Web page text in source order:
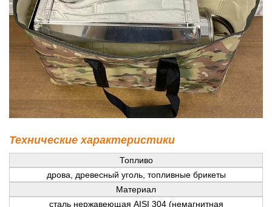
Технические характеристики
Топливо
дрова, древесный уголь, топливные брикеты
Материал
сталь нержавеющая AISI 304 (немагнитная